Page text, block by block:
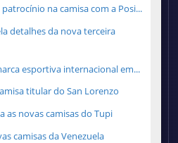
na camisa com a Posi...
detalhes da nova terceira
esportiva internacional em...
titular do San Lorenzo
as novas camisas do Tupi
camisas da Venezuela